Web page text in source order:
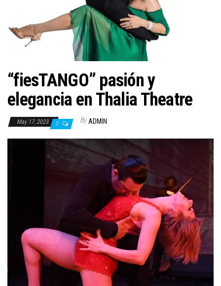
“fiesTANGO” pasión y
elegancia en Thalia Theatre
May 17, 2023 0 By ADMIN